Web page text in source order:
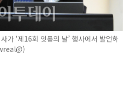
가 ‘제16회 잇몸의 날’ 행사에서 발언하